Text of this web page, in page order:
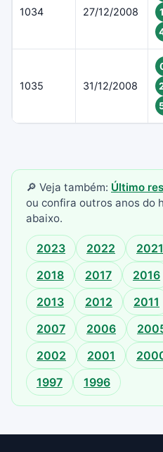
1034 27/12/2008
1035 31/12/2008
🔎 Veja também: Último
ou confira outros anos do
abaixo.
2023 2022 2021
2018
2017 2016
2013
2012 2011
2007
2006
2002
2001
1997
1996